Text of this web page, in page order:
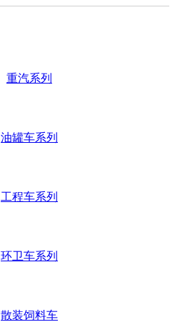
重汽系列
油罐车系列
工程车系列
环卫车系列
散装饲料车